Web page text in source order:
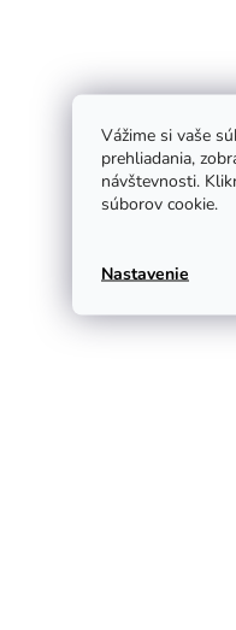
Vážime si vaše
prehliadania,
návštevnosti.
súborov cookie.
Nastavenie